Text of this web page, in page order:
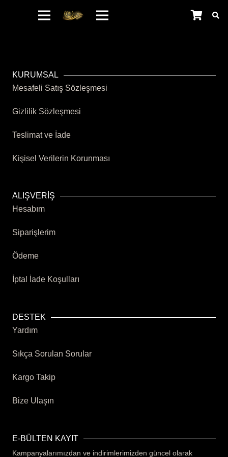
KURUMSAL
Mesafeli Satış Sözleşmesi
Gizlilik Sözleşmesi
Teslimat ve İade
Kişisel Verilerin Korunması
ALIŞVERİŞ
Hesabım
Siparişlerim
Ödeme
İptal İade Koşulları
DESTEK
Yardım
Sıkça Sorulan Sorular
Kargo Takip
Bize Ulaşın
E-BÜLTEN KAYIT
Kampanyalarımızdan ve indirimlerimizden güncel olarak